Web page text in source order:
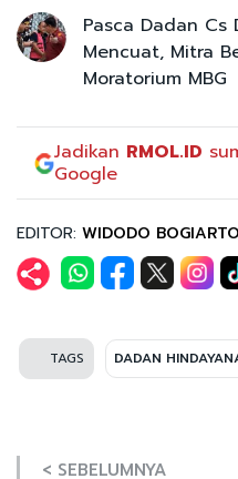
Pasca Dadan Cs
Mencuat, Mitra
Moratorium MBG
Jadikan RMOL.ID
Google
EDITOR: WIDODO BOGIARTO
TAGS DADAN
< SEBELUMNYA